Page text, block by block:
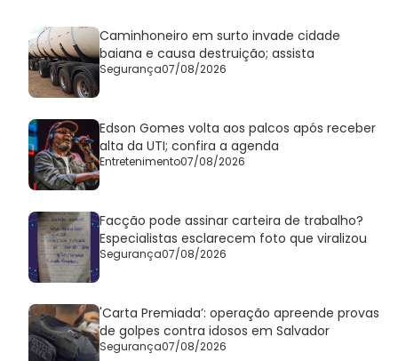
Caminhoneiro em surto invade cidade
baiana e causa destruição; assista
Segurança07/08/2026
Edson Gomes volta aos palcos após receber
alta da UTI; confira a agenda
Entretenimento07/08/2026
Facção pode assinar carteira de trabalho?
Especialistas esclarecem foto que viralizou
Segurança07/08/2026
'Carta Premiada’: operação apreende provas
de golpes contra idosos em Salvador
Segurança07/08/2026